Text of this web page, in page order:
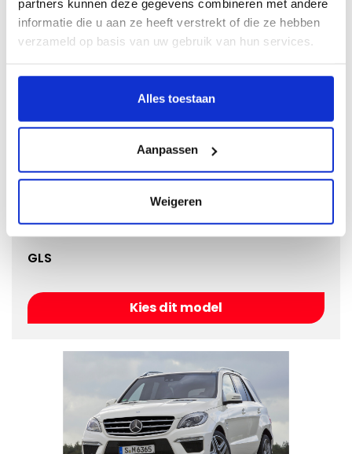
partners kunnen deze gegevens combineren met andere
informatie die u aan ze heeft verstrekt of die ze hebben
verzameld op basis van uw gebruik van hun services.
Alles toestaan
Aanpassen
Weigeren
Kies dit model
GLS
Kies dit model